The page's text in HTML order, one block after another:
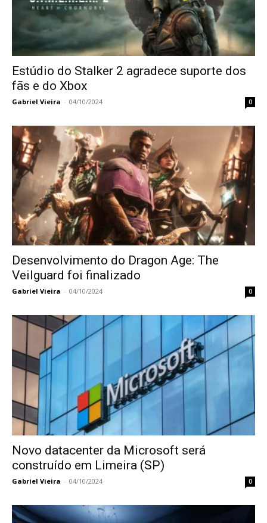
Estúdio do Stalker 2 agradece suporte dos
fãs e do Xbox
Gabriel Vieira - 04/10/2024 0
Desenvolvimento do Dragon Age: The
Veilguard foi finalizado
Gabriel Vieira - 04/10/2024 0
Novo datacenter da Microsoft será
construído em Limeira (SP)
Gabriel Vieira - 04/10/2024 0